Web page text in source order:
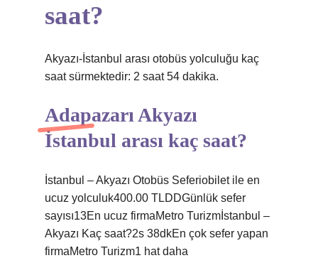
saat?
Akyazı-İstanbul arası otobüs yolculuğu kaç
saat sürmektedir: 2 saat 54 dakika.
Adapazarı Akyazı
İstanbul arası kaç saat?
İstanbul – Akyazı Otobüs Seferiobilet ile en
ucuz yolculuk400.00 TLDDGünlük sefer
sayısı13En ucuz firmaMetro Turizmİstanbul –
Akyazı Kaç saat?2s 38dkEn çok sefer yapan
firmaMetro Turizm1 hat daha